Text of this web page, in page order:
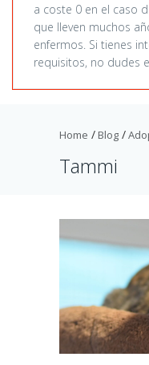
a coste 0 en el caso
que lleven muchos
enfermos. Si tienes
requisitos, no dudes
Home Blog
Tammi